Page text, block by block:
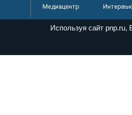
Медиацентр
связи, информационных технологий и
Используя сайт pnp.ru,